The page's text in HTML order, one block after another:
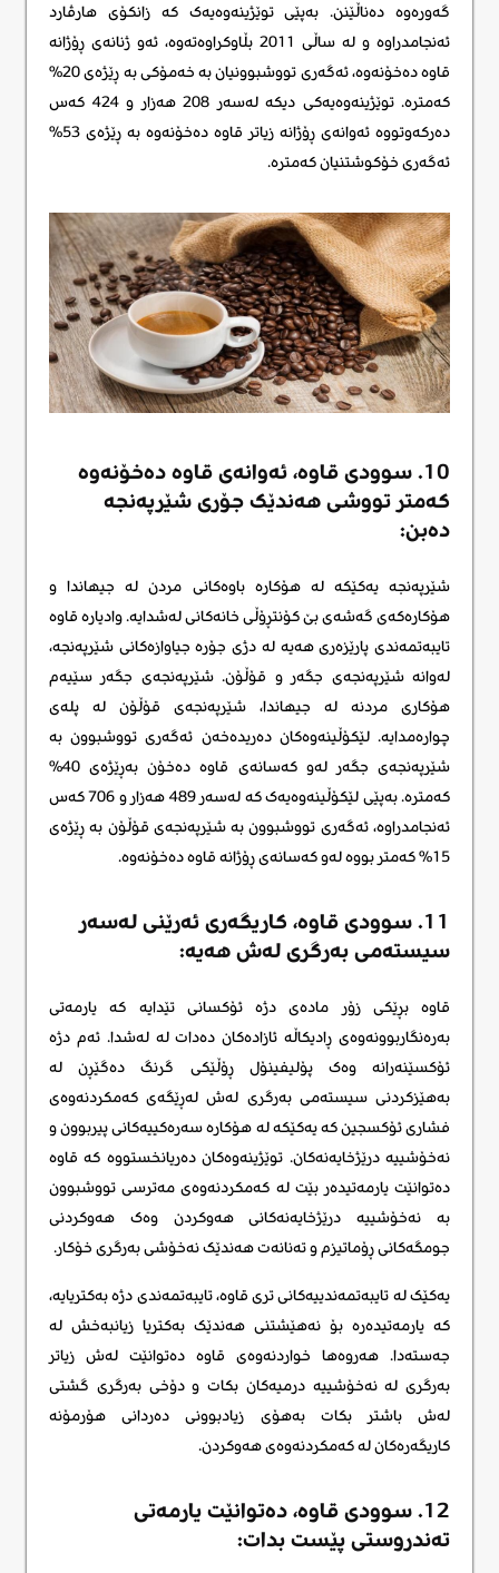
گەورەوە دەناڵێنن. بەپێی توێژینەوەیەک کە زانکۆی هارڤارد
ئەنجامدراوە و لە ساڵی 2011 بڵاوکراوەتەوە، ئەو ژنانەی ڕۆژانە
قاوە دەخۆنەوە، ئەگەری تووشبوونیان بە خەمۆکی بە ڕێژەی 20%
کەمترە. توێژینەوەیەکی دیکە لەسەر 208 هەزار و 424 کەس
دەرکەوتووە ئەوانەی ڕۆژانە زیاتر قاوە دەخۆنەوە بە ڕێژەی 53%
ئەگەری خۆکوشتنیان کەمترە.
10. سوودی قاوە، ئەوانەی قاوە دەخۆنەوە
کەمتر تووشی هەندێک جۆری شێرپەنجە
دەبن:
شێرپەنجە یەکێکە لە هۆکارە باوەکانی مردن لە جیهاندا و
هۆکارەکەی گەشەی بێ کۆنتڕۆڵی خانەکانی لەشدایە. وادیارە قاوە
تایبەتمەندی پارێزەری هەیە لە دژی جۆرە جیاوازەکانی شێرپەنجە،
لەوانە شێرپەنجەی جگەر و قۆڵۆن. شێرپەنجەی جگەر سێیەم
هۆکاری مردنە لە جیهاندا، شێرپەنجەی قۆڵۆن لە پلەی
چوارەمدایە. لێکۆڵینەوەکان دەریدەخەن ئەگەری تووشبوون بە
شێرپەنجەی جگەر لەو کەسانەی قاوە دەخۆن بەڕێژەی 40%
کەمترە. بەپێی لێکۆڵینەوەیەک کە لەسەر 489 هەزار و 706 کەس
ئەنجامدراوە، ئەگەری تووشبوون بە شێرپەنجەی قۆڵۆن بە ڕێژەی
15% کەمتر بووە لەو کەسانەی ڕۆژانە قاوە دەخۆنەوە.
11. سوودی قاوە، کاریگەری ئەرێنی لەسەر
سیستەمی بەرگری لەش هەیه:
قاوە بڕێکی زۆر مادەی دژە ئۆکسانی تێدایە کە یارمەتی
بەرەنگاربوونەوەی ڕادیکاڵە ئازادەکان دەدات لە لەشدا. ئەم دژە
ئۆکسێنەرانە وەک پۆلیفینۆل ڕۆڵێکی گرنگ دەگێڕن لە
بەهێزکردنی سیستەمی بەرگری لەش لەڕێگەی کەمکردنەوەی
فشاری ئۆکسجین کە یەکێکە لە هۆکارە سەرەکییەکانی پیربوون و
نەخۆشییە درێژخایەنەکان. توێژینەوەکان دەریانخستووە کە قاوە
دەتوانێت یارمەتیدەر بێت لە کەمکردنەوەی مەترسی تووشبوون
بە نەخۆشییە درێژخایەنەکانی هەوکردن وەک هەوکردنی
جومگەکانی ڕۆماتیزم و تەنانەت هەندێک نەخۆشی بەرگری خۆکار.
یەکێک لە تایبەتمەندییەکانی تری قاوە، تایبەتمەندی دژە بەکتریایە،
کە یارمەتیدەرە بۆ نەهێشتنی هەندێک بەکتریا زیانبەخش لە
جەستەدا. هەروەها خواردنەوەی قاوە دەتوانێت لەش زیاتر
بەرگری لە نەخۆشییە درمیەکان بکات و دۆخی بەرگری گشتی
لەش باشتر بکات بەهۆی زیادبوونی دەردانی هۆرمۆنە
کاریگەرەکان لە کەمکردنەوەی هەوکردن.
12. سوودی قاوە، دەتوانێت یارمەتی
تەندروستی پێست بدات: